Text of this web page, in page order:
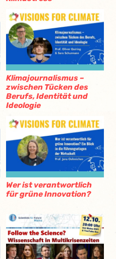
Klimajournalismus –
zwischen Tücken des
Berufs, Identität und
Ideologie
Wer ist verantwortlich
für grüne Innovation?